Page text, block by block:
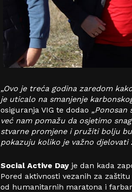
„Ovo je treća godina zaredom
je uticalo na smanjenje
osiguranja VIG te dodao
već nam pomažu da osjetimo
stvarne promjene i pružiti bolju
pokazuju koliko je važno
Social Active Day je dan kada
Pored aktivnosti vezanih za
od humanitarnih maratona i